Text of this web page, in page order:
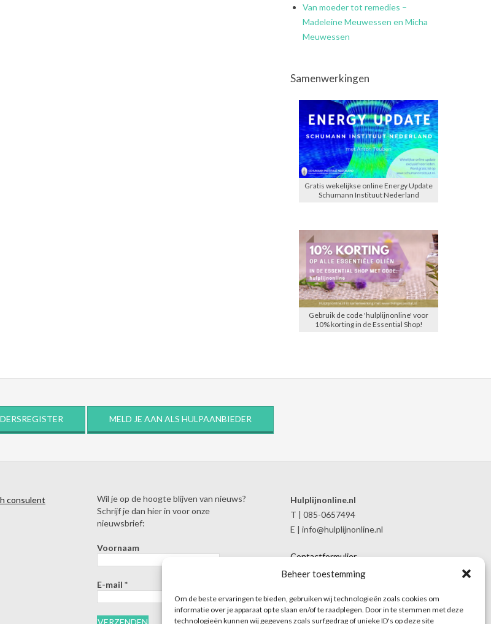
Beheer toestemming
Om de beste ervaringen te bieden, gebruiken wij technologieën zoals cookies om
informatie over je apparaat op te slaan en/of te raadplegen. Door in te stemmen met deze
technologieën kunnen wij gegevens zoals surfgedrag of unieke ID's op deze site
Van moeder tot remedies –
Madeleine Meuwessen en Micha
Meuwessen
Samenwerkingen
Gratis wekelijkse online Energy Update
Schumann Instituut Nederland
Gebruik de code 'hulplijnonline' voor
10% korting in de Essential Shop!
MELD JE AAN ALS HULPAANBIEDER
consulent
Wil je op de hoogte blijven van nieuws?
Schrijf je dan hier in voor onze
nieuwsbrief:
Voornaam
E-mail *
Hulplijnonline.nl
T | 085-0657494
E | info@hulplijnonline.nl
Contactformulier
Over Hulplijnonline.nl